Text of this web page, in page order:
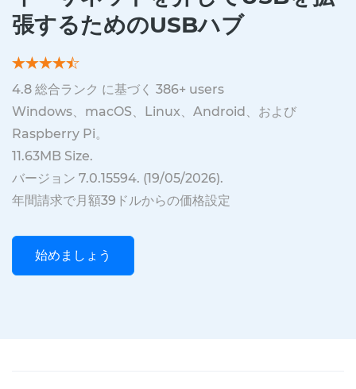
張するためのUSBハブ
4.8 総合ランク に基づく 386+ users
Windows、macOS、Linux、Android、および
Raspberry Pi。
11.63MB Size.
バージョン 7.0.15594. (19/05/2026).
年間請求で月額39ドルからの価格設定
始めましょう